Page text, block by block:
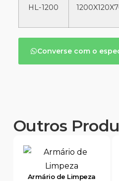
HL-1200
Converse com o
Outros
Armário de Limpeza